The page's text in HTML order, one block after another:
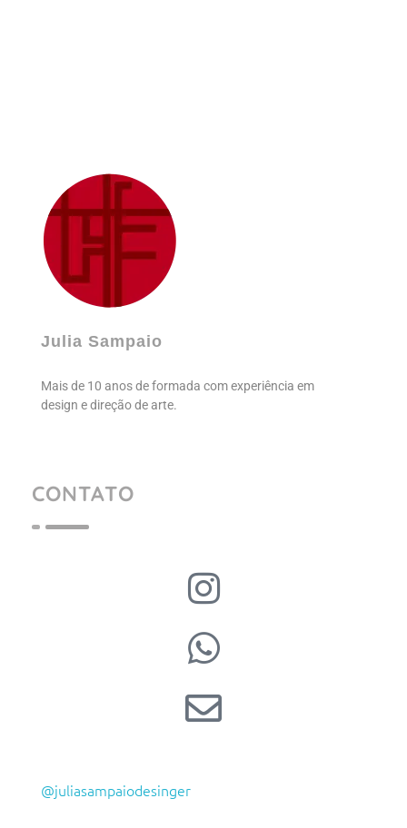
Julia Sampaio
Mais de 10 anos de formada com experiência em
design e direção de arte.
CONTATO
@juliasampaiodesinger